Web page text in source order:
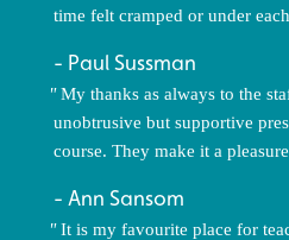
time felt cramped or under
Paul Sussman
My thanks as always to the
unobtrusive but supportive
course. They make it a
Ann Sansom
It is my favourite place for